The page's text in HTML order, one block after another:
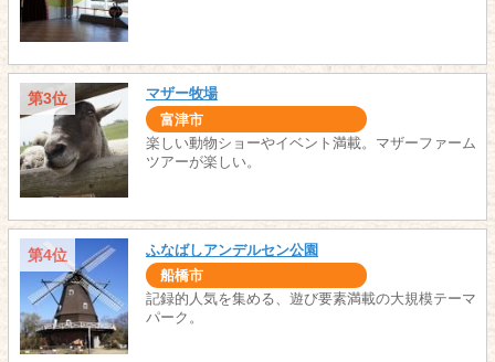
第3位 マザー牧場
富津市
楽しい動物ショーやイベント満載。マザーファーム
ツアーが楽しい。
第4位 ふなばしアンデルセン公園
船橋市
記録的人気を集める、遊び要素満載の大規模テーマ
パーク。